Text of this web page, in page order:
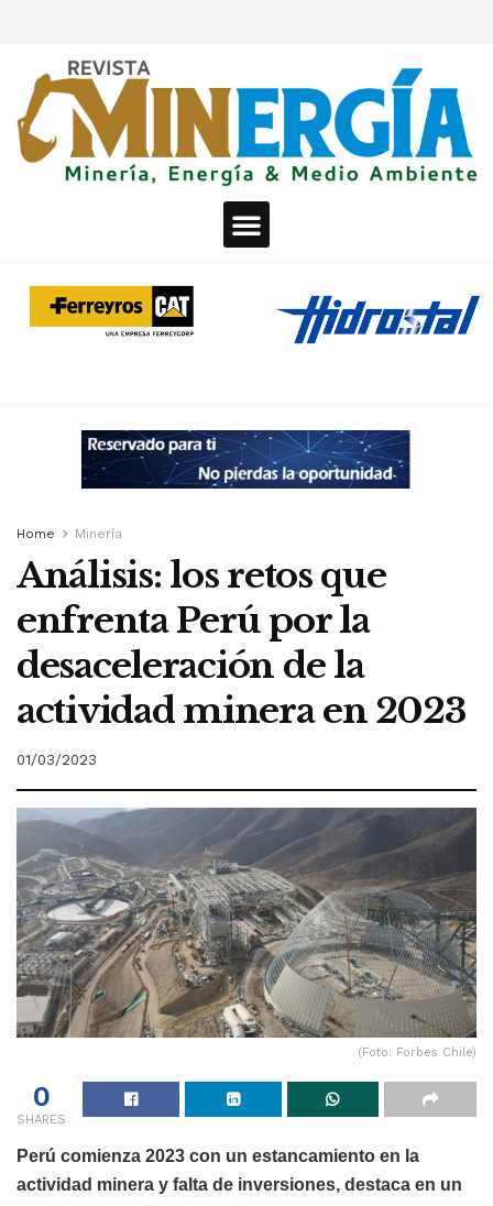
Home Minería
Análisis: los retos que
enfrenta Perú por la
desaceleración de la
actividad minera en 2023
01/03/2023
(Foto: Forbes Chile)
0
SHARES
Perú comienza 2023 con un estancamiento en la
actividad minera y falta de inversiones, destaca en un